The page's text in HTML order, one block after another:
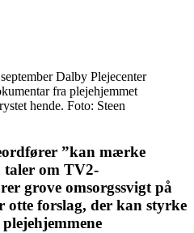
Dalby Plejecenter
fra plejehjemmet
hende. Foto: Steen
”kan mærke
om TV2-
grove omsorgssvigt på
otte forslag, der kan styrke